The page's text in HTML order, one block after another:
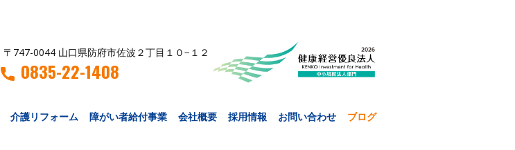
〒747-0044 山口県防府市佐波２丁目１０−１２
0835-22-1408
介護リフォーム 障がい者給付事業 会社概要 採用情報 お問い合わせ ブログ